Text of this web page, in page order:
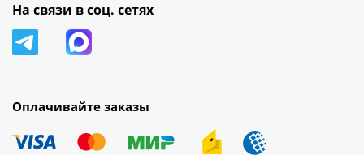
Оплачивайте заказы
На связи в соц. сетях